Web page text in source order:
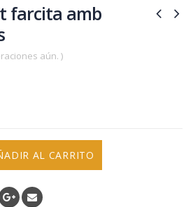
farcita amb
aún. )
AL CARRITO